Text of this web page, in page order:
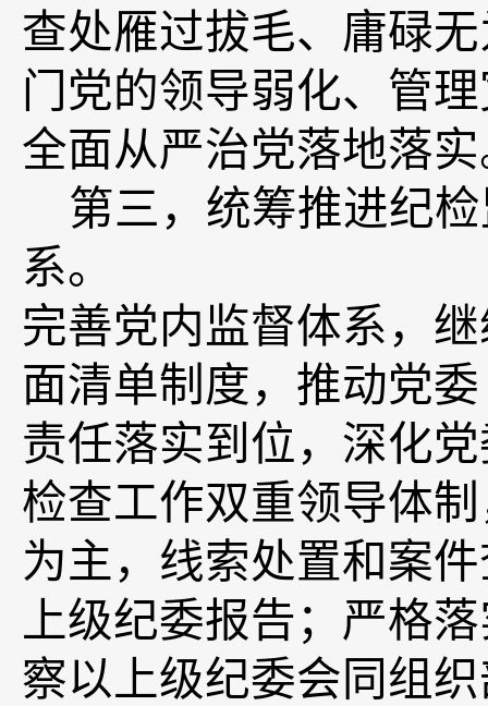
查处雁过拔毛、庸碌
门党的领导弱化、管
全面从严治党落地落
第三， 统筹推进纪
系。
完善党内监督体系，
面清单制度，推动党
责任落实到位，深化
检查工作双重领导体
为主，线索处置和案
上级纪委报告；严格
察以上级纪委会同组